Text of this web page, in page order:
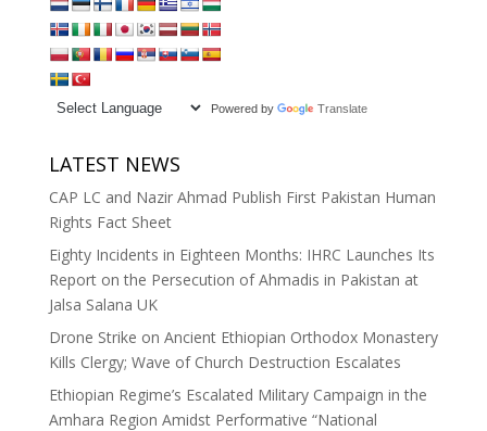
Powered by Translate
LATEST NEWS
CAP LC and Nazir Ahmad Publish First Pakistan Human
Rights Fact Sheet
Eighty Incidents in Eighteen Months: IHRC Launches Its
Report on the Persecution of Ahmadis in Pakistan at
Jalsa Salana UK
Drone Strike on Ancient Ethiopian Orthodox Monastery
Kills Clergy; Wave of Church Destruction Escalates
Ethiopian Regime’s Escalated Military Campaign in the
Amhara Region Amidst Performative “National